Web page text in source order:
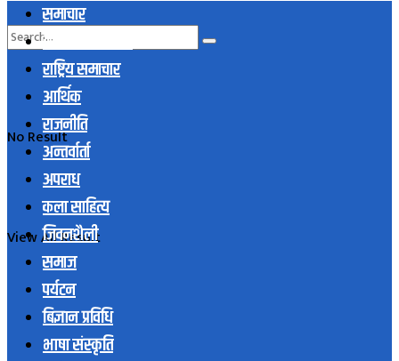
No Result
View All Result
समाचार
स्थानिय समाचार
राष्ट्रिय समाचार
आर्थिक
राजनीति
अन्तर्वार्ता
अपराध
कला साहित्य
जिवनशैली
समाज
पर्यटन
बिज्ञान प्रविधि
भाषा संस्कृति